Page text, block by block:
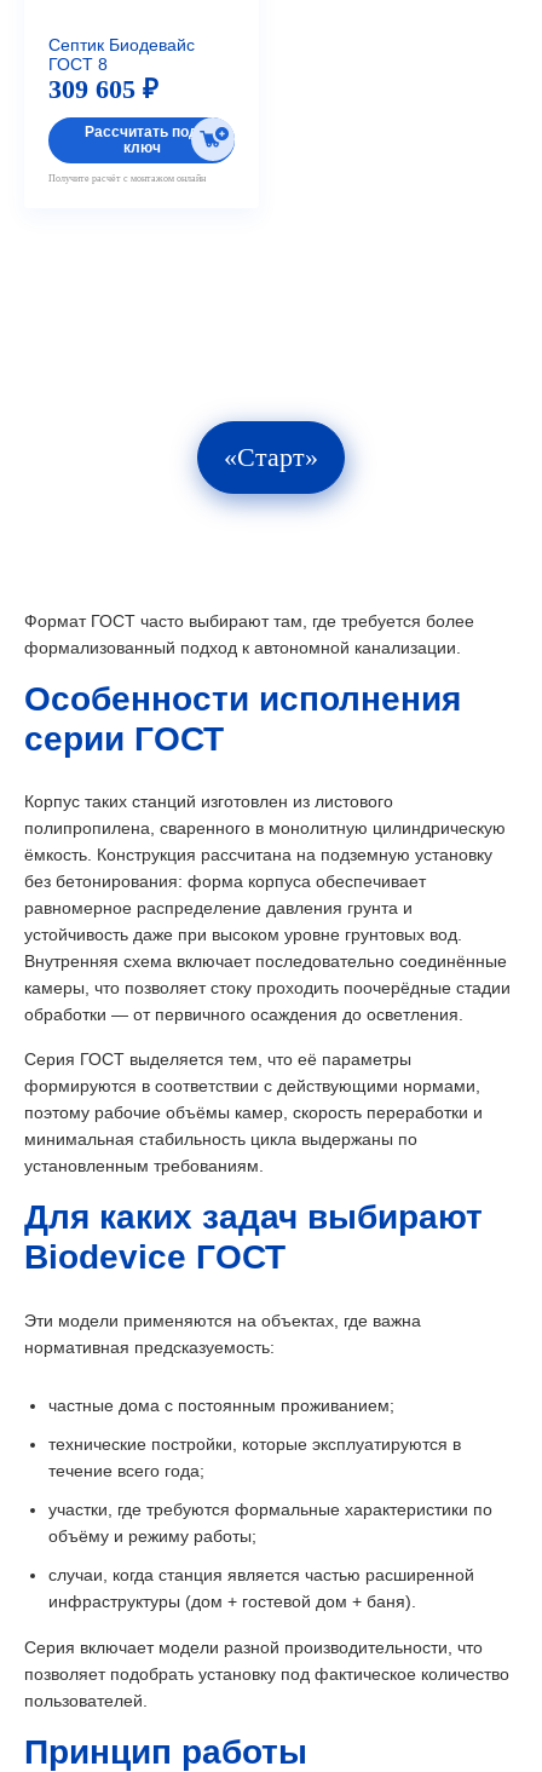
Септик Биодевайс
ГОСТ 8
309 605 ₽
Рассчитать под
ключ
Получите расчёт с монтажом онлайн
«Старт»
Формат ГОСТ часто выбирают там, где требуется более
формализованный подход к автономной канализации.
Особенности исполнения
серии ГОСТ
Корпус таких станций изготовлен из листового
полипропилена, сваренного в монолитную цилиндрическую
ёмкость. Конструкция рассчитана на подземную установку
без бетонирования: форма корпуса обеспечивает
равномерное распределение давления грунта и
устойчивость даже при высоком уровне грунтовых вод.
Внутренняя схема включает последовательно соединённые
камеры, что позволяет стоку проходить поочерёдные стадии
обработки — от первичного осаждения до осветления.
Серия ГОСТ выделяется тем, что её параметры
формируются в соответствии с действующими нормами,
поэтому рабочие объёмы камер, скорость переработки и
минимальная стабильность цикла выдержаны по
установленным требованиям.
Для каких задач выбирают
Biodevice ГОСТ
Эти модели применяются на объектах, где важна
нормативная предсказуемость:
частные дома с постоянным проживанием;
технические постройки, которые эксплуатируются в
течение всего года;
участки, где требуются формальные характеристики по
объёму и режиму работы;
случаи, когда станция является частью расширенной
инфраструктуры (дом + гостевой дом + баня).
Серия включает модели разной производительности, что
позволяет подобрать установку под фактическое количество
пользователей.
Принцип работы